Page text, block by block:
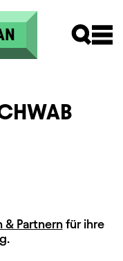
& Partnernfür ihre